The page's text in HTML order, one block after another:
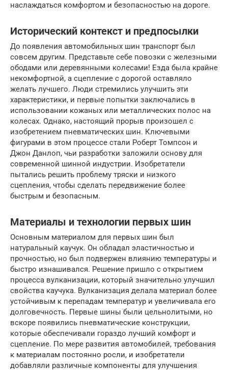
наслаждаться комфортом и безопасностью на дороге.
Исторический контекст и предпосылки
До появления автомобильных шин транспорт был
совсем другим. Представьте себе повозки с железными
ободами или деревянными колесами! Езда была крайне
некомфортной, а сцепление с дорогой оставляло
желать лучшего. Люди стремились улучшить эти
характеристики, и первые попытки заключались в
использовании кожаных или металлических полос на
колесах. Однако, настоящий прорыв произошел с
изобретением пневматических шин. Ключевыми
фигурами в этом процессе стали Роберт Томпсон и
Джон Данлоп, чьи разработки заложили основу для
современной шинной индустрии. Изобретатели
пытались решить проблему тряски и низкого
сцепления, чтобы сделать передвижение более
быстрым и безопасным.
Материалы и технологии первых шин
Основным материалом для первых шин был
натуральный каучук. Он обладал эластичностью и
прочностью, но был подвержен влиянию температуры и
быстро изнашивался. Решение пришло с открытием
процесса вулканизации, который значительно улучшил
свойства каучука. Вулканизация делала материал более
устойчивым к перепадам температур и увеличивала его
долговечность. Первые шины были цельнолитыми, но
вскоре появились пневматические конструкции,
которые обеспечивали гораздо лучший комфорт и
сцепление. По мере развития автомобилей, требования
к материалам постоянно росли, и изобретатели
добавляли различные компоненты для улучшения